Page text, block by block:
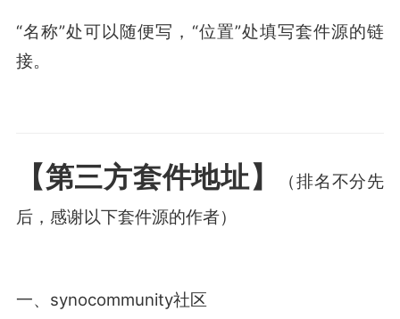
“名称”处可以随便写，“位置”处填写套件源的链
接。
【第三方套件地址】
（排名不分先
后，感谢以下套件源的作者）
一、synocommunity社区